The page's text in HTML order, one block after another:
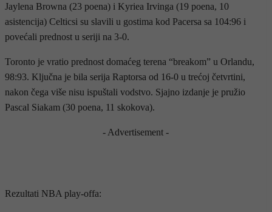
Jaylena Browna (23 poena) i Kyriea Irvinga (19 poena, 10
asistencija) Celticsi su slavili u gostima kod Pacersa sa 104:96 i
povećali prednost u seriji na 3-0.
Toronto je vratio prednost domaćeg terena “breakom” u Orlandu,
98:93. Ključna je bila serija Raptorsa od 16-0 u trećoj četvrtini,
nakon čega više nisu ispuštali vodstvo. Sjajno izdanje je pružio
Pascal Siakam (30 poena, 11 skokova).
- Advertisement -
Rezultati NBA play-offa: